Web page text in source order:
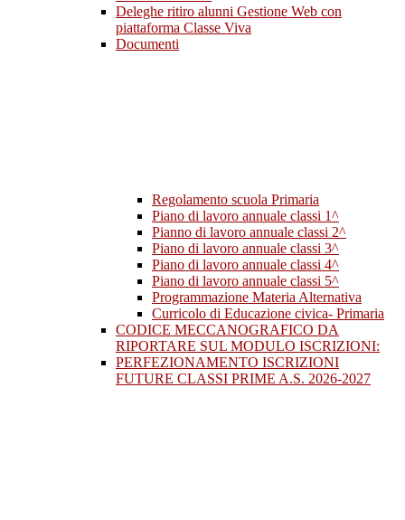
Deleghe ritiro alunni Gestione Web con
piattaforma Classe Viva
Documenti
Regolamento scuola Primaria
Piano di lavoro annuale classi 1^
Pianno di lavoro annuale classi 2^
Piano di lavoro annuale classi 3^
Piano di lavoro annuale classi 4^
Piano di lavoro annuale classi 5^
Programmazione Materia Alternativa
Curricolo di Educazione civica- Primaria
CODICE MECCANOGRAFICO DA
RIPORTARE SUL MODULO ISCRIZIONI:
PERFEZIONAMENTO ISCRIZIONI
FUTURE CLASSI PRIME A.S. 2026-2027